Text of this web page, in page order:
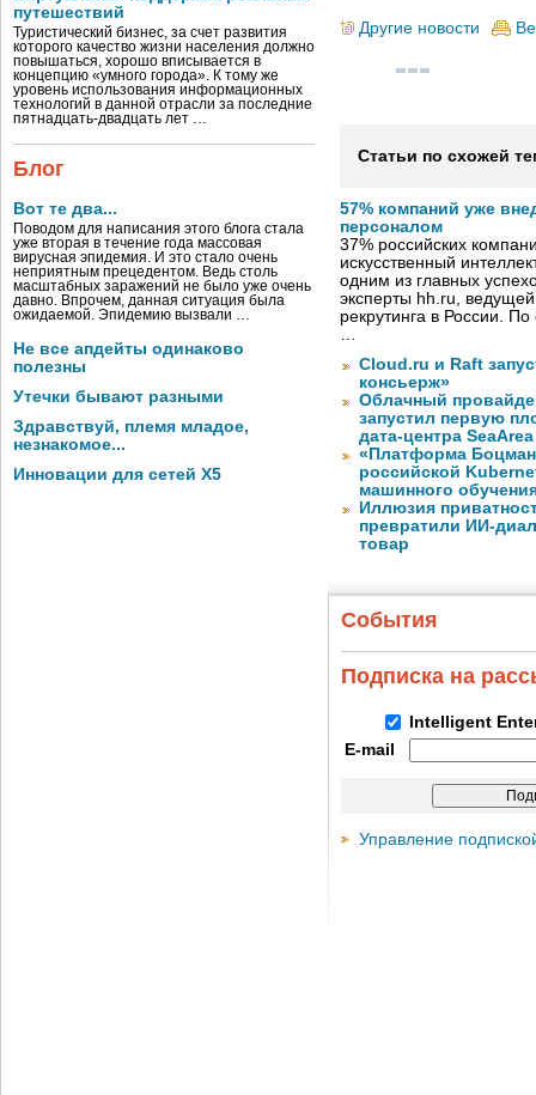
путешествий
Туристический бизнес, за счет развития
которого качество жизни населения должно
повышаться, хорошо вписывается в
концепцию «умного города». К тому же
уровень использования информационных
технологий в данной отрасли за последние
пятнадцать-двадцать лет …
Блог
Вот те два...
Поводом для написания этого блога стала
уже вторая в течение года массовая
вирусная эпидемия. И это стало очень
неприятным прецедентом. Ведь столь
масштабных заражений не было уже очень
давно. Впрочем, данная ситуация была
ожидаемой. Эпидемию вызвали …
Не все апдейты одинаково
полезны
Утечки бывают разными
Здравствуй, племя младое,
незнакомое...
Инновации для сетей X5
Другие новости
Статьи по схожей
57% компаний уже
персоналом
37% российских
искусственный
одним из главных
эксперты hh.ru,
рекрутинга в России.
…
Cloud.ru и Raft
консьерж»
Облачный
запустил первую
дата-центра
«Платформа
российской
машинного
Иллюзия
превратили ИИ-
товар
События
Подписка на
Intelligent
E-mail
Управление